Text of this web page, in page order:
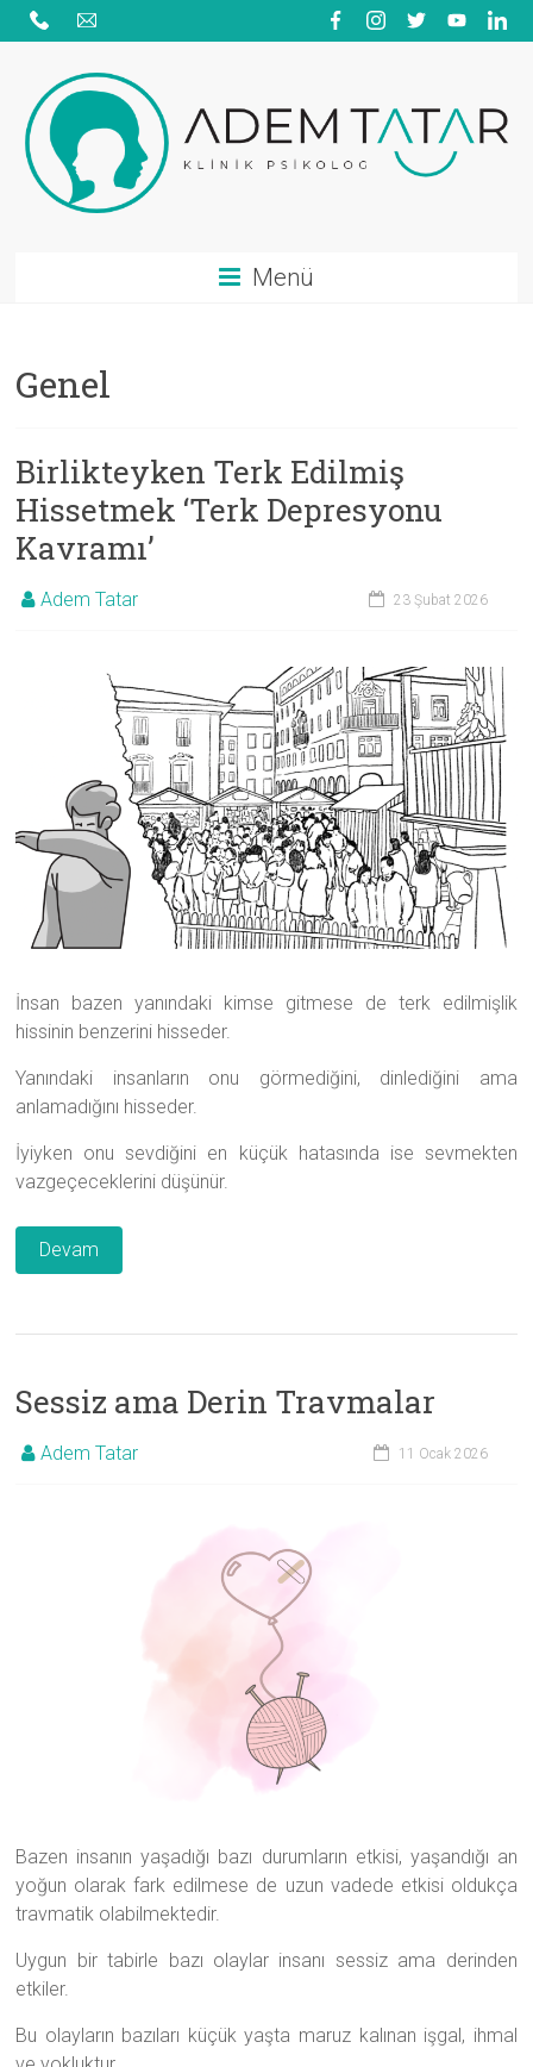
Skip
to
Psikolojik
|
Aile
Danışmanlığı
|
Samsun
Psikolog
Menü
Genel
Birlikteyken Terk Edilmiş
Hissetmek ‘Terk Depresyonu
Kavramı’
Adem Tatar 23 Şubat 2026
İnsan bazen yanındaki kimse gitmese de terk edilmişlik
hissinin benzerini hisseder.
Yanındaki insanların onu görmediğini, dinlediğini ama
anlamadığını hisseder.
İyiyken onu sevdiğini en küçük hatasında ise sevmekten
vazgeçeceklerini düşünür.
Devam
Sessiz ama Derin Travmalar
Adem Tatar 11 Ocak 2026
Bazen insanın yaşadığı bazı durumların etkisi, yaşandığı an
yoğun olarak fark edilmese de uzun vadede etkisi oldukça
travmatik olabilmektedir.
Uygun bir tabirle bazı olaylar insanı sessiz ama derinden
etkiler.
Bu olayların bazıları küçük yaşta maruz kalınan işgal, ihmal